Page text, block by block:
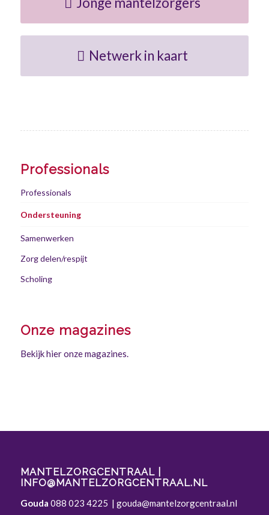
Netwerk in kaart
Professionals
Professionals
Ondersteuning
Samenwerken
Zorg delen/respijt
Scholing
Onze magazines
Bekijk hier onze magazines.
MANTELZORGCENTRAAL |
INFO@MANTELZORGCENTRAAL.NL
Gouda 088 023 4225 | gouda@mantelzorgcentraal.nl